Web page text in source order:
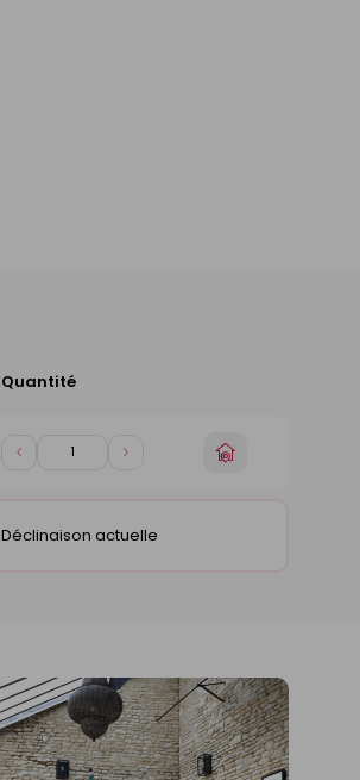
Quantité
Diminuer
Augmenter
Choisir
Déclinaison actuelle